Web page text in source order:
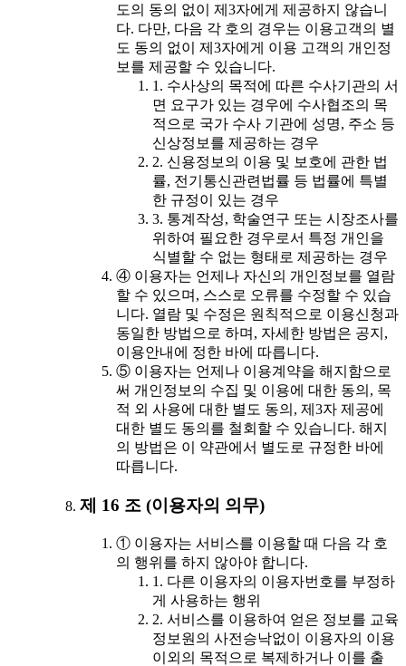
도의 동의 없이 제3자에게 제공하지 않습니
다. 다만, 다음 각 호의 경우는 이용고객의 별
도 동의 없이 제3자에게 이용 고객의 개인정
보를 제공할 수 있습니다.
1. 수사상의 목적에 따른 수사기관의 서
면 요구가 있는 경우에 수사협조의 목
적으로 국가 수사 기관에 성명, 주소 등
신상정보를 제공하는 경우
2. 신용정보의 이용 및 보호에 관한 법
률, 전기통신관련법률 등 법률에 특별
한 규정이 있는 경우
3. 통계작성, 학술연구 또는 시장조사를
위하여 필요한 경우로서 특정 개인을
식별할 수 없는 형태로 제공하는 경우
④ 이용자는 언제나 자신의 개인정보를 열람
할 수 있으며, 스스로 오류를 수정할 수 있습
니다. 열람 및 수정은 원칙적으로 이용신청과
동일한 방법으로 하며, 자세한 방법은 공지,
이용안내에 정한 바에 따릅니다.
⑤ 이용자는 언제나 이용계약을 해지함으로
써 개인정보의 수집 및 이용에 대한 동의, 목
적 외 사용에 대한 별도 동의, 제3자 제공에
대한 별도 동의를 철회할 수 있습니다. 해지
의 방법은 이 약관에서 별도로 규정한 바에
따릅니다.
제 16 조 (이용자의 의무)
① 이용자는 서비스를 이용할 때 다음 각 호
의 행위를 하지 않아야 합니다.
1. 다른 이용자의 이용자번호를 부정하
게 사용하는 행위
2. 서비스를 이용하여 얻은 정보를 교육
정보원의 사전승낙없이 이용자의 이용
이외의 목적으로 복제하거나 이를 출